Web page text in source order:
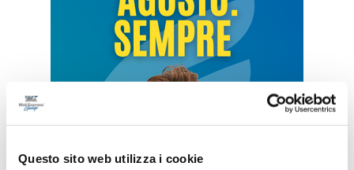
Questo sito web utilizza i cookie